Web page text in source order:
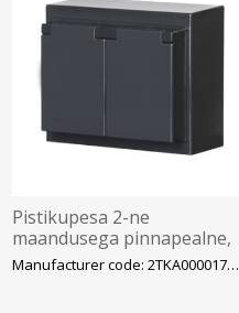
Pistikupesa 2-ne
maandusega pinnapealne,
IP44, antratsiit ImpressivoManufacturer code: 2TKA00001754